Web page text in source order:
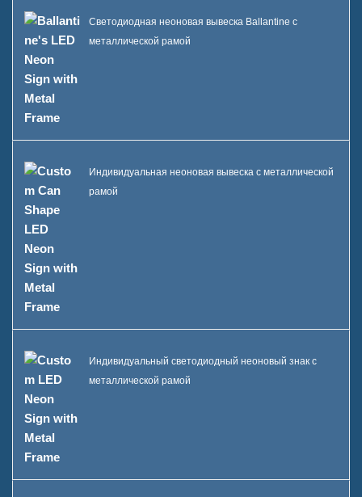
Светодиодная неоновая вывеска Ballantine с
металлической рамой
Индивидуальная неоновая вывеска с металлической
рамой
Индивидуальный светодиодный неоновый знак с
металлической рамой